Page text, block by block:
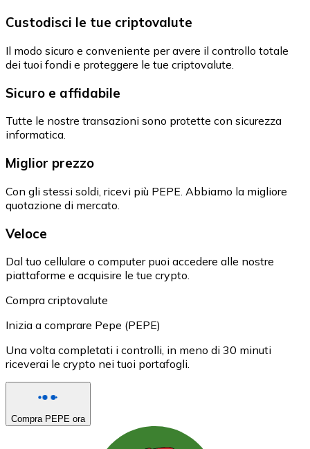
Custodisci le tue criptovalute
Il modo sicuro e conveniente per avere il controllo totale
dei tuoi fondi e proteggere le tue criptovalute.
Sicuro e affidabile
Tutte le nostre transazioni sono protette con sicurezza
informatica.
Miglior prezzo
Con gli stessi soldi, ricevi più PEPE. Abbiamo la migliore
quotazione di mercato.
Veloce
Dal tuo cellulare o computer puoi accedere alle nostre
piattaforme e acquisire le tue crypto.
Compra criptovalute
Inizia a comprare Pepe (PEPE)
Una volta completati i controlli, in meno di 30 minuti
riceverai le crypto nei tuoi portafogli.
Compra PEPE ora